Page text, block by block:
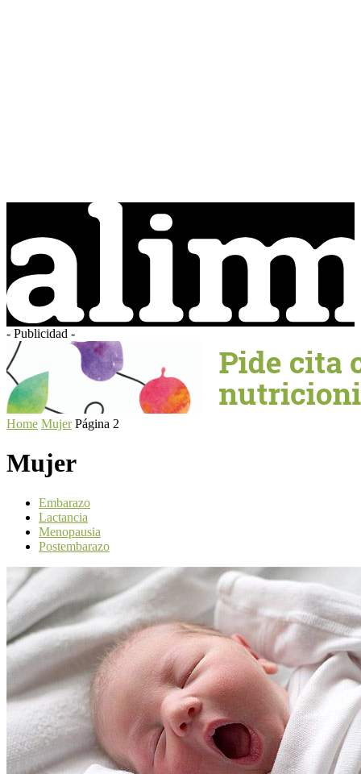
- Publicidad -
Home Mujer Página 2
Mujer
Embarazo
Lactancia
Menopausia
Postembarazo